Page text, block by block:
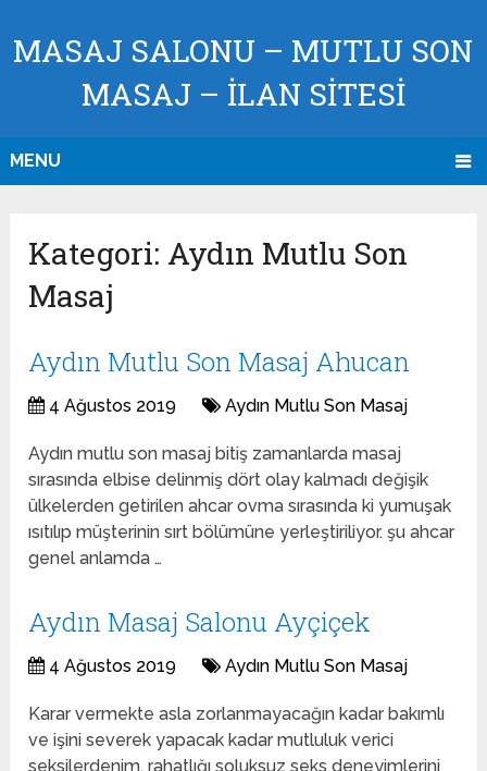
MASAJ SALONU – MUTLU SON
MASAJ – İLAN SİTESİ
MENU
Kategori: Aydın Mutlu Son
Masaj
Aydın Mutlu Son Masaj Ahucan
4 Ağustos 2019 Aydın Mutlu Son Masaj
Aydın mutlu son masaj bitiş zamanlarda masaj
sırasında elbise delinmiş dört olay kalmadı değişik
ülkelerden getirilen ahcar ovma sırasında ki yumuşak
ısıtılıp müşterinin sırt bölümüne yerleştiriliyor. şu ahcar
genel anlamda …
Aydın Masaj Salonu Ayçiçek
4 Ağustos 2019 Aydın Mutlu Son Masaj
Karar vermekte asla zorlanmayacağın kadar bakımlı
ve işini severek yapacak kadar mutluluk verici
seksilerdenim, rahatlığı soluksuz seks deneyimlerini